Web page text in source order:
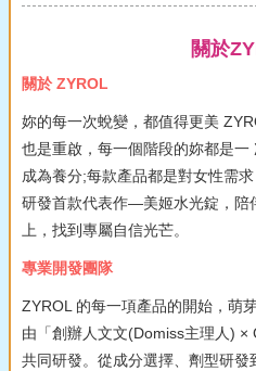
關於
關於 ZYROL
妳的每一次蛻變，都值得更美
也是重啟，每一個階段的妳都是
成為養分;每款產品都是對女性需
研發首款代表作—美姬水光錠，陪
上，找到專屬自信光芒。
專業開發團隊
ZYROL 的每一項產品的開始，萌
由「創辦人文文(Domiss主理人) ×
共同研發。從成分選擇、劑型研